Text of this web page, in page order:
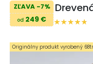
ZĽAVA -7%
od 249 €
Originálny produkt vyrobený